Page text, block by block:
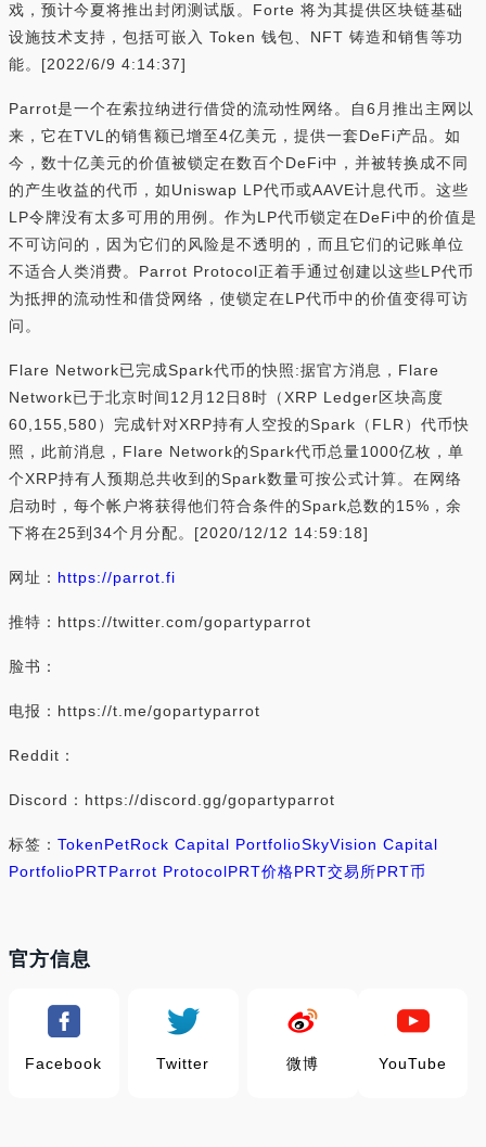
戏，预计今夏将推出封闭测试版。Forte 将为其提供区块链基础
设施技术支持，包括可嵌入 Token 钱包、NFT 铸造和销售等功
能。[2022/6/9 4:14:37]
Parrot是一个在索拉纳进行借贷的流动性网络。自6月推出主网以
来，它在TVL的销售额已增至4亿美元，提供一套DeFi产品。如
今，数十亿美元的价值被锁定在数百个DeFi中，并被转换成不同
的产生收益的代币，如Uniswap LP代币或AAVE计息代币。这些
LP令牌没有太多可用的用例。作为LP代币锁定在DeFi中的价值是
不可访问的，因为它们的风险是不透明的，而且它们的记账单位
不适合人类消费。Parrot Protocol正着手通过创建以这些LP代币
为抵押的流动性和借贷网络，使锁定在LP代币中的价值变得可访
问。
Flare Network已完成Spark代币的快照:据官方消息，Flare
Network已于北京时间12月12日8时（XRP Ledger区块高度
60,155,580）完成针对XRP持有人空投的Spark（FLR）代币快
照，此前消息，Flare Network的Spark代币总量1000亿枚，单
个XRP持有人预期总共收到的Spark数量可按公式计算。在网络
启动时，每个帐户将获得他们符合条件的Spark总数的15%，余
下将在25到34个月分配。[2020/12/12 14:59:18]
网址： https://parrot.fi
推特：https://twitter.com/gopartyparrot
脸书：
电报：https://t.me/gopartyparrot
Reddit：
Discord：https://discord.gg/gopartyparrot
标签： TokenPetRock Capital PortfolioSkyVision Capital
PortfolioPRTParrot ProtocolPRT价格PRT交易所PRT币
官方信息
Facebook Twitter 微博 YouTube